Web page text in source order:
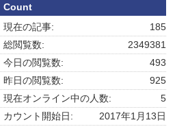
Count
185
現在の記事:
2349381
総閲覧数:
493
今日の閲覧数:
925
昨日の閲覧数:
5
現在オンライン中の人数:
2017年1月13日
カウント開始日: